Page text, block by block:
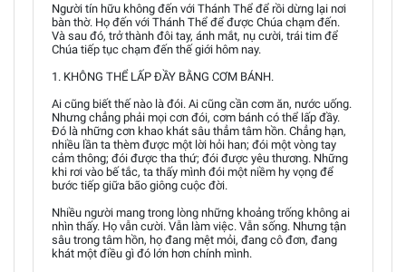
Người tín hữu không đến với Thánh Thể để rồi dừng lại nơi
bàn thờ. Họ đến với Thánh Thể để được Chúa chạm đến.
Và sau đó, trở thành đôi tay, ánh mắt, nụ cười, trái tim để
Chúa tiếp tục chạm đến thế giới hôm nay.
1. KHÔNG THỂ LẤP ĐẦY BẰNG CƠM BÁNH.
Ai cũng biết thế nào là đói. Ai cũng cần cơm ăn, nước uống.
Nhưng chẳng phải mọi cơn đói, cơm bánh có thể lấp đầy.
Đó là những cơn khao khát sâu thẳm tâm hồn. Chẳng hạn,
nhiều lần ta thèm được một lời hỏi han; đói một vòng tay
cảm thông; đói được tha thứ; đói được yêu thương. Những
khi rơi vào bế tắc, ta thấy mình đói một niềm hy vọng để
bước tiếp giữa bão giông cuộc đời.
Nhiều người mang trong lòng những khoảng trống không ai
nhìn thấy. Họ vẫn cười. Vẫn làm việc. Vẫn sống. Nhưng tận
sâu trong tâm hồn, họ đang mệt mỏi, đang cô đơn, đang
khát một điều gì đó lớn hơn chính mình.